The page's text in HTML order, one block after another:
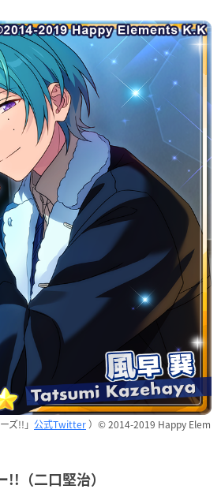
リチン☆ビッチ部
鹿谷樹
ヘタリア The World
Twinkle
ハットリバー
ズ!!」 公式Twitter）© 2014-2019 Happy Elem
!!（二口堅治）